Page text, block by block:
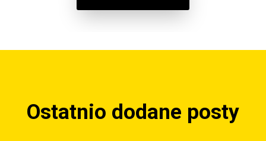
Ostatnio dodane posty